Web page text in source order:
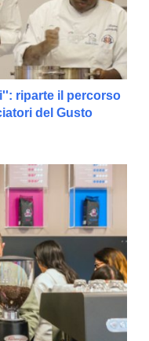
riparte il percorso
del Gusto